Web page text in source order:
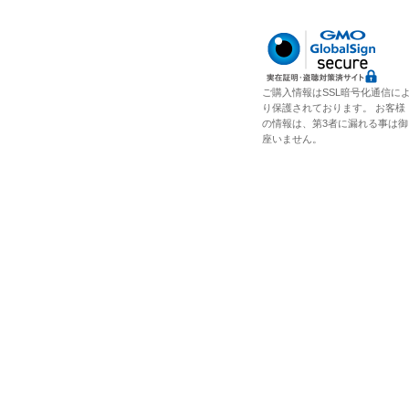
ご購入情報はSSL暗号化通信に
り保護されております。 お客様
の情報は、第3者に漏れる事は御
座いません。